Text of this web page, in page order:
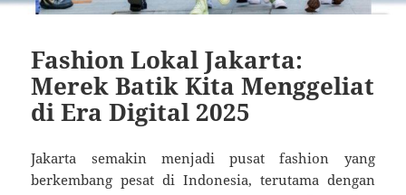
Fashion Lokal Jakarta:
Merek Batik Kita Menggeliat
di Era Digital 2025
Jakarta semakin menjadi pusat fashion yang
berkembang pesat di Indonesia, terutama dengan